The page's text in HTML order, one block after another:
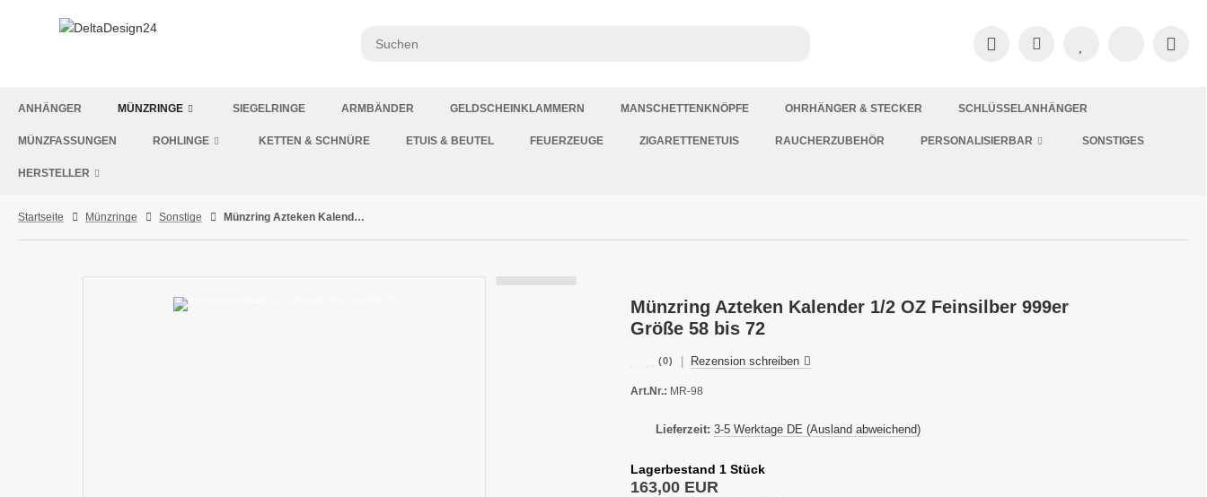
ANHÄNGER MÜNZRINGE SIEGELRINGE ARMBÄNDER GELDSCHEINKLAMMERN MANSCHETTENKNÖPFE OHRHÄNGER & STECKER SCHLÜSSELANHÄNGER
MÜNZFASSUNGEN ROHLINGE KETTEN & SCHNÜRE ETUIS & BEUTEL FEUERZEUGE ZIGARETTENETUIS RAUCHERZUBEHÖR PERSONALISIERBAR SONSTIGES
HERSTELLER
Startseite Münzringe Sonstige Münzring Azteken Kalender 1/2 OZ Feinsilber 999er Größe 58 bis 72
Münzring Azteken Kalender 1/2 OZ Feinsilber 999er
Größe 58 bis 72
(0) Rezension schreiben
Art.Nr.: MR-98
Lieferzeit: 3-5 Werktage DE (Ausland abweichend)
Lagerbestand 1 Stück
163,00 EUR